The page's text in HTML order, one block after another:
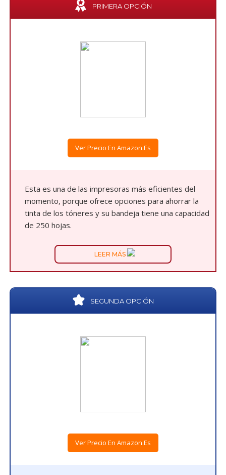
PRIMERA OPCIÓN
Ver Precio En Amazon.es
Esta es una de las impresoras más eficientes del
momento, porque ofrece opciones para ahorrar la
tinta de los tóneres y su bandeja tiene una capacidad
de 250 hojas.
LEER MÁS
SEGUNDA OPCIÓN
Ver Precio En Amazon.es